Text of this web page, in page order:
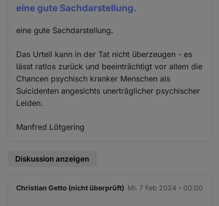
eine gute Sachdarstellung.
eine gute Sachdarstellung.
Das Urteil kann in der Tat nicht überzeugen - es
lässt ratlos zurück und beeinträchtigt vor allem die
Chancen psychisch kranker Menschen als
Suicidenten angesichts unerträglicher psychischer
Leiden.
Manfred Lötgering
Diskussion anzeigen
Christian Getto (nicht überprüft) Mi. 7 Feb 2024 - 00:00